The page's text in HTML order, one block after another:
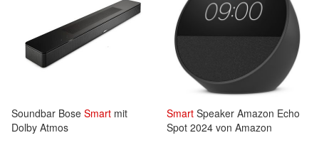
Soundbar Bose Smart mit
Dolby Atmos
Smart Speaker Amazon Echo
Spot 2024 von Amazon